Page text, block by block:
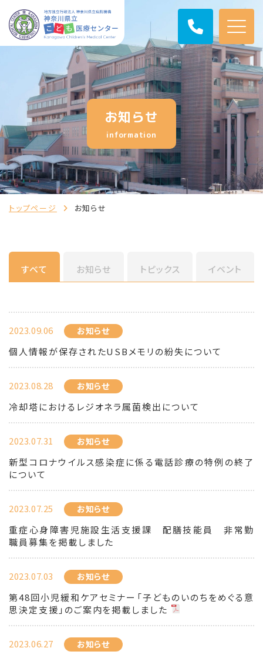
お知らせ
information
トップページ お知らせ
すべて お知らせ トピックス イベント
2023.09.06 お知らせ
個人情報が保存されたUSBメモリの紛失について
2023.08.28 お知らせ
冷却塔におけるレジオネラ属菌検出について
2023.07.31 お知らせ
新型コロナウイルス感染症に係る電話診療の特例の終了
について
2023.07.25 お知らせ
重症心身障害児施設生活支援課 配膳技能員 非常勤
職員募集を掲載しました
2023.07.03 お知らせ
第48回小児緩和ケアセミナー「子どものいのちをめぐる意
思決定支援」のご案内を掲載しました
2023.06.27 お知らせ